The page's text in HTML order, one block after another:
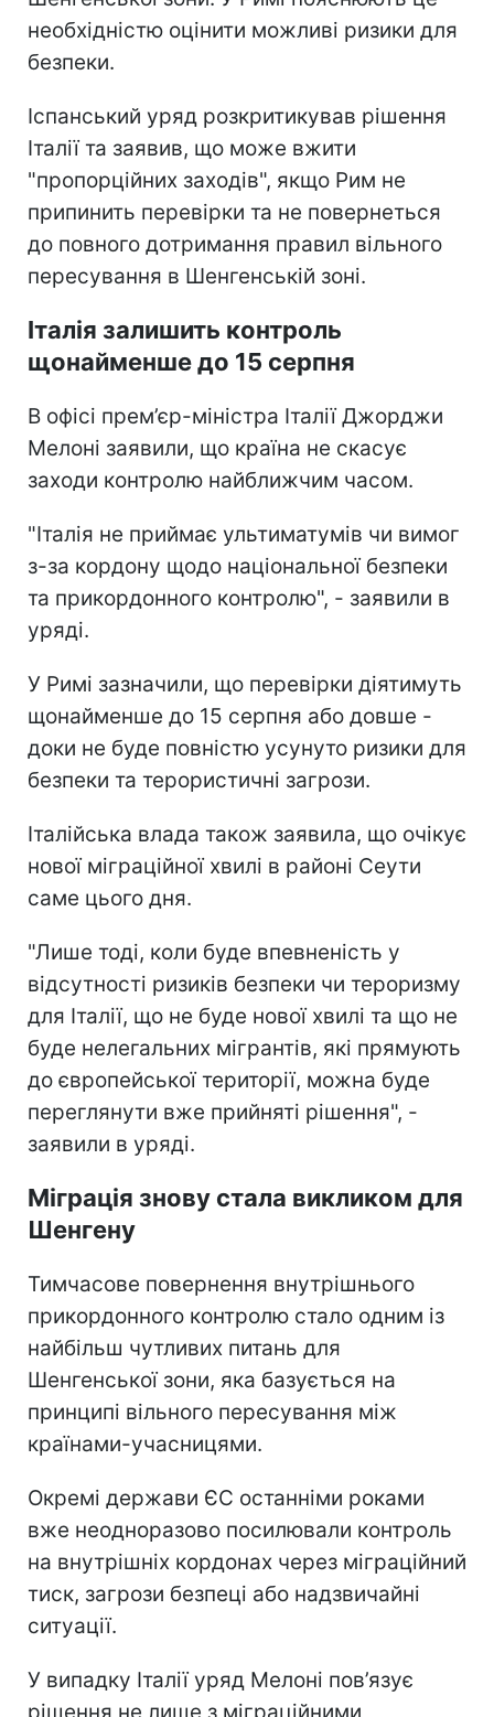
необхідністю оцінити можливі ризики для
безпеки.
Іспанський уряд розкритикував рішення
Італії та заявив, що може вжити
"пропорційних заходів", якщо Рим не
припинить перевірки та не повернеться
до повного дотримання правил вільного
пересування в Шенгенській зоні.
Італія залишить контроль
щонайменше до 15 серпня
В офісі прем’єр-міністра Італії Джорджи
Мелоні заявили, що країна не скасує
заходи контролю найближчим часом.
"Італія не приймає ультиматумів чи вимог
з-за кордону щодо національної безпеки
та прикордонного контролю", - заявили в
уряді.
У Римі зазначили, що перевірки діятимуть
щонайменше до 15 серпня або довше -
доки не буде повністю усунуто ризики для
безпеки та терористичні загрози.
Італійська влада також заявила, що очікує
нової міграційної хвилі в районі Сеути
саме цього дня.
"Лише тоді, коли буде впевненість у
відсутності ризиків безпеки чи тероризму
для Італії, що не буде нової хвилі та що не
буде нелегальних мігрантів, які прямують
до європейської території, можна буде
переглянути вже прийняті рішення", -
заявили в уряді.
Міграція знову стала викликом для
Шенгену
Тимчасове повернення внутрішнього
прикордонного контролю стало одним із
найбільш чутливих питань для
Шенгенської зони, яка базується на
принципі вільного пересування між
країнами-учасницями.
Окремі держави ЄС останніми роками
вже неодноразово посилювали контроль
на внутрішніх кордонах через міграційний
тиск, загрози безпеці або надзвичайні
ситуації.
У випадку Італії уряд Мелоні пов’язує
рішення не лише з міграційними